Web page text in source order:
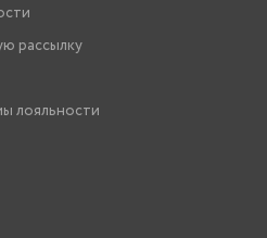
рассылку
лояльности